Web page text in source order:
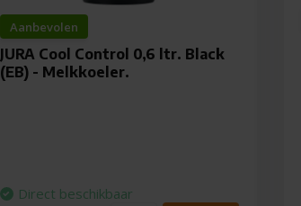
Aanbevolen
JURA Cool Control 0,6 ltr. Black
(EB) - Melkkoeler.
Direct beschikbaar